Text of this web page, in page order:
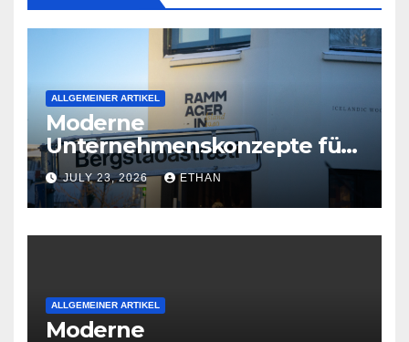
ALLGEMEINER ARTIKEL
Moderne
Unternehmenskonzepte für
wirtschaftliche
Organisationsreife
JULY 23, 2026 ETHAN
ALLGEMEINER ARTIKEL
Moderne